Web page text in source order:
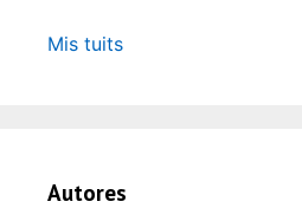
Mis tuits
Autores